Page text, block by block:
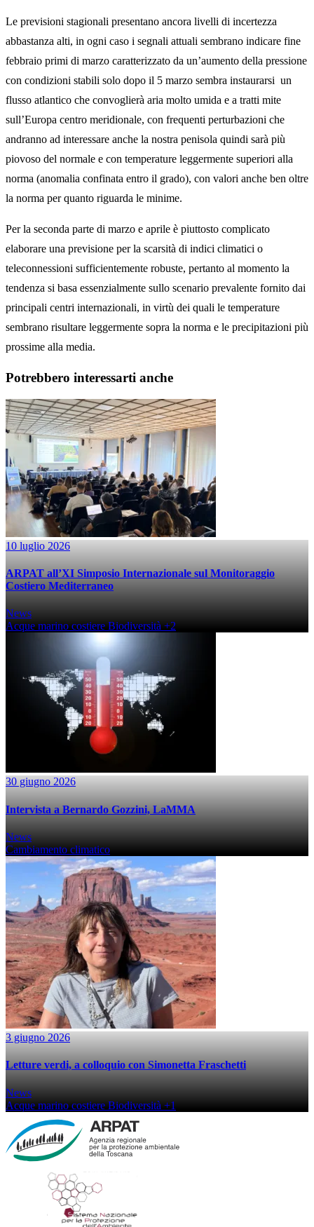
Le previsioni stagionali presentano ancora livelli di incertezza
abbastanza alti, in ogni caso i segnali attuali sembrano indicare fine
febbraio primi di marzo caratterizzato da un’aumento della pressione
con condizioni stabili solo dopo il 5 marzo sembra instaurarsi un
flusso atlantico che convoglierà aria molto umida e a tratti mite
sull’Europa centro meridionale, con frequenti perturbazioni che
andranno ad interessare anche la nostra penisola quindi sarà più
piovoso del normale e con temperature leggermente superiori alla
norma (anomalia confinata entro il grado), con valori anche ben oltre
la norma per quanto riguarda le minime.
Per la seconda parte di marzo e aprile è piuttosto complicato
elaborare una previsione per la scarsità di indici climatici o
teleconnessioni sufficientemente robuste, pertanto al momento la
tendenza si basa essenzialmente sullo scenario prevalente fornito dai
principali centri internazionali, in virtù dei quali le temperature
sembrano risultare leggermente sopra la norma e le precipitazioni più
prossime alla media.
Potrebbero interessarti anche
10 luglio 2026
ARPAT all’XI Simposio Internazionale sul Monitoraggio
Costiero Mediterraneo
News
Acque marino costiere Biodiversità +2
30 giugno 2026
Intervista a Bernardo Gozzini, LaMMA
News
Cambiamento climatico
3 giugno 2026
Letture verdi, a colloquio con Simonetta Fraschetti
News
Acque marino costiere Biodiversità +1